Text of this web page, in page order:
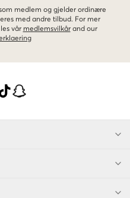
medlem og gjelder ordinære
med andre tilbud. For mer
vår medlemsvilkår and our